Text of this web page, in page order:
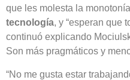
que les molesta la
tecnología, y “esperan que
continuó explicando
Son más pragmáticos y
“No me gusta estar